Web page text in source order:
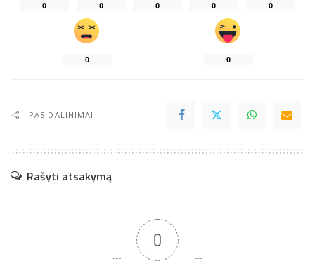
0 0 0 0 0
0 0
PASIDALINIMAI
Rašyti atsakymą
0